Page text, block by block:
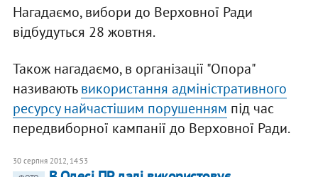
Нагадаємо, вибори до Верховної Ради
відбудуться 28 жовтня.
Також нагадаємо, в організації "Опора"
називаютьвикористання адміністративного
ресурсу найчастішим порушенням під час
передвиборної кампанії до Верховної Ради.
30 серпня 2012, 14:53